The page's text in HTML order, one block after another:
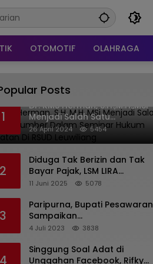
OTOMOTIF OLAHRAGA
Posts
1
Dr. KMS Herman, S.H.,M.H.,MSi
Menjadi Salah Satu
Narasumber Dalam Seminar
Hukum kesehatan Di RSUD
26 April 2024 5454
2
Diduga Tak Berizin dan Tak
Bayar Pajak, LSM LIRA
Laporkan Santerra de
Batu
11 Juni 2025 5078
3
Paripurna, Bupati Pesawaran
Sampaikan
Pertanggungjawaban
4 Juli 2023 3838
4
Singgung Soal Adat di
Unggahan Facebook, Rifky